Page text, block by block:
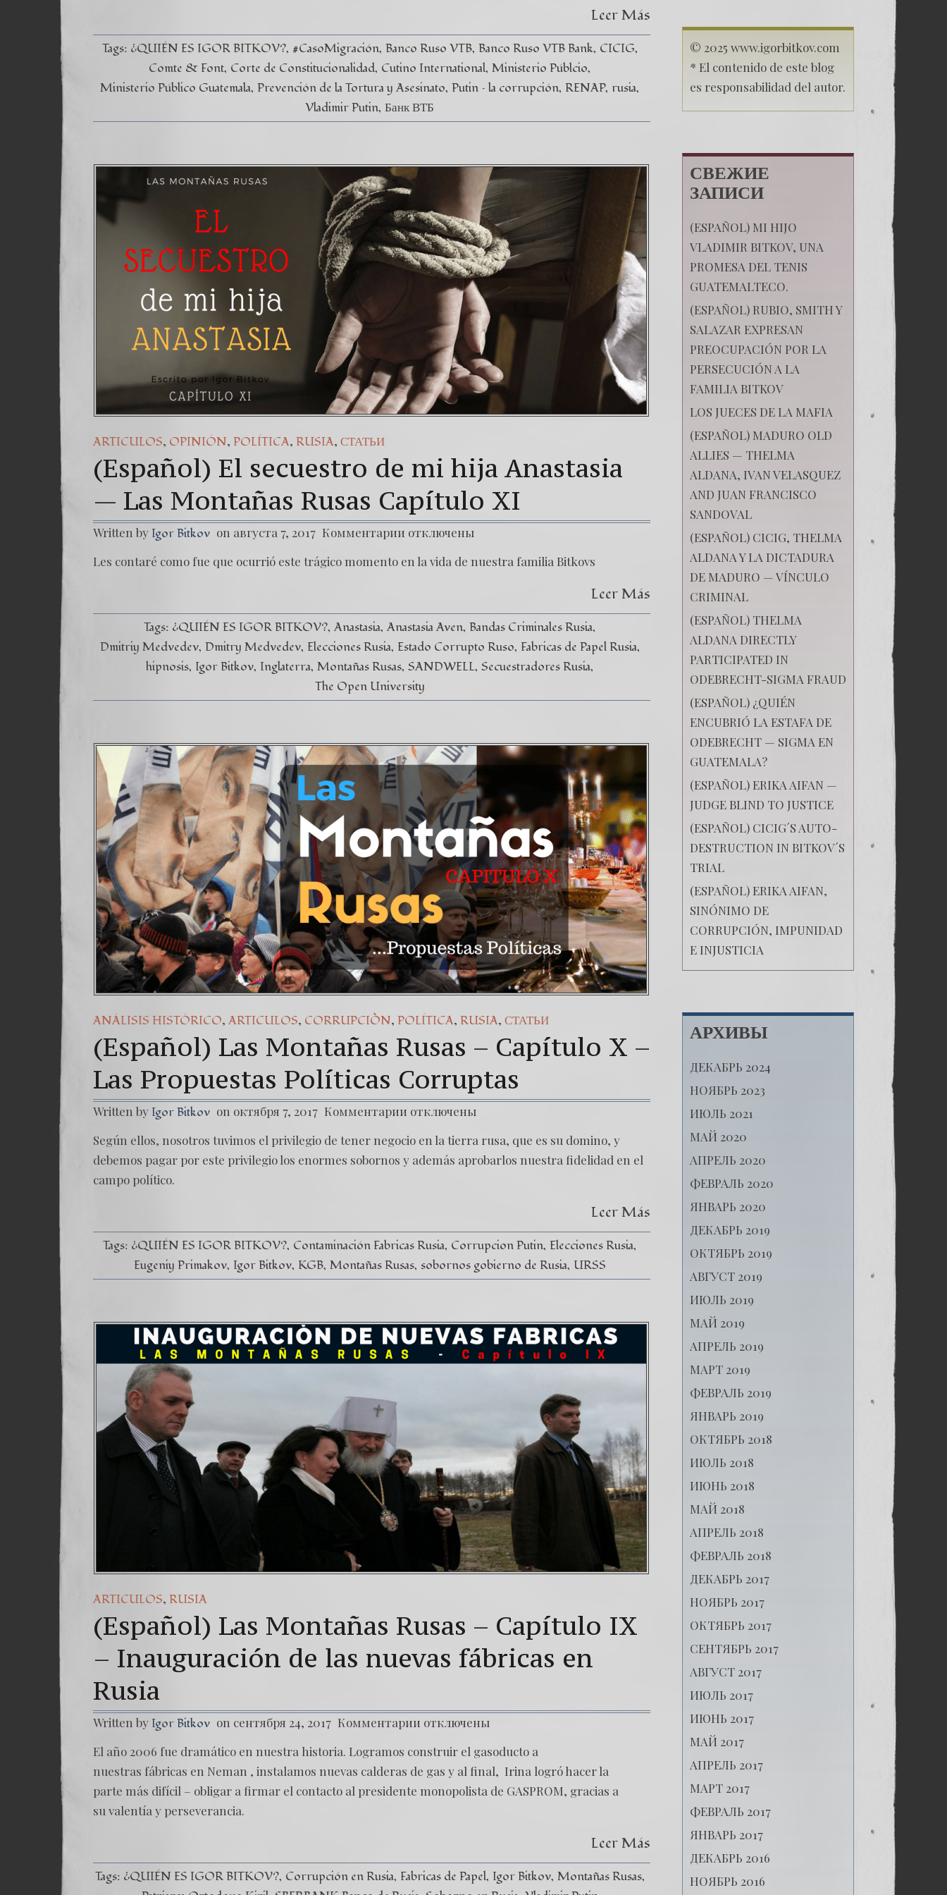
Leer Más
Tags: ¿QUIÉN ES IGOR BITKOV? #CasoMigración Banco Ruso VTB Banco Ruso VTB Bank CICIG
Comte & Font Corte de Constitucionalidad Cutino International Ministerio Públcio
Ministerio Público Guatemala Prevención de la Tortura y Asesinato Putin – la corrupción RENAP rusia
Vladimir Putin Банк ВТБ
ARTICULOS, OPINIÓN, POLÍTICA, RUSIA, СТАТЬИ
(Español) El secuestro de mi hija Anastasia
— Las Montañas Rusas Capítulo XI
Written by Igor Bitkov on августа 7, 2017 Комментарии
записи
(Español)
secuestro
hija
Anastasia
Montañas
Rusas
Capítulo
отключены
Les contaré como fue que ocurrió este trágico momento en la vida de nuestra familia Bitkovs
Leer Más
Tags: ¿QUIÉN ES IGOR BITKOV? Anastasia Anastasia Aven Bandas Criminales Rusia
Dmitriy Medvedev Dmitry Medvedev Elecciones Rusia Estado Corrupto Ruso Fabricas de Papel Rusia
hipnosis Igor Bitkov Inglaterra Montañas Rusas SANDWELL Secuestradores Rusia
The Open University
ANÁLISIS HISTÓRICO, ARTICULOS, CORRUPCIÒN, POLÍTICA, RUSIA, СТАТЬИ
(Español) Las Montañas Rusas – Capítulo X –
Las Propuestas Políticas Corruptas
Written by Igor Bitkov on октября 7, 2017 Комментарии
записи
(Español)
Montañas
Capítulo
Políticas
отключены
Según ellos, nosotros tuvimos el privilegio de tener negocio en la tierra rusa, que es su domino, y
debemos pagar por este privilegio los enormes sobornos y además aprobarlos nuestra fidelidad en el
campo político.
Leer Más
Tags: ¿QUIÉN ES IGOR BITKOV? Contaminación Fabricas Rusia Corrupcion Putin Elecciones Rusia
Eugeniy Primakov Igor Bitkov KGB Montañas Rusas sobornos gobierno de Rusia URSS
ARTICULOS, RUSIA
(Español) Las Montañas Rusas – Capítulo IX
– Inauguración de las nuevas fábricas en
Rusia
Written by Igor Bitkov on сентября 24, 2017 Комментарии
записи
(Español)
Montañas
Rusas
Capítulo
Inauguración
nuevas
fábricas
отключены
El año 2006 fue dramático en nuestra historia. Logramos construir el gasoducto a
nuestras fábricas en Neman , instalamos nuevas calderas de gas y al final, Irina logró hacer la
parte más difícil – obligar a firmar el contacto al presidente monopolista de GASPROM, gracias a
su valentía y perseverancia.
Leer Más
Tags: ¿QUIÉN ES IGOR BITKOV? Corrupción en Rusia Fabricas de Papel Igor Bitkov Montañas Rusas
© 2025 www.igorbitkov.com
* El contenido de este blog
es responsabilidad del autor.
СВЕЖИЕ
ЗАПИСИ
(ESPAÑOL) MI HIJO
VLADIMIR BITKOV, UNA
PROMESA DEL TENIS
GUATEMALTECO.
(ESPAÑOL) RUBIO, SMITH Y
SALAZAR EXPRESAN
PREOCUPACIÓN POR LA
PERSECUCIÓN A LA
FAMILIA BITKOV
LOS JUECES DE LA MAFIA
(ESPAÑOL) MADURO OLD
ALLIES — THELMA
ALDANA, IVAN VELASQUEZ
AND JUAN FRANCISCO
SANDOVAL
(ESPAÑOL) CICIG, THELMA
ALDANA Y LA DICTADURA
DE MADURO — VÍNCULO
CRIMINAL
(ESPAÑOL) THELMA
ALDANA DIRECTLY
PARTICIPATED IN
ODEBRECHT-SIGMA FRAUD
(ESPAÑOL) ¿QUIÉN
ENCUBRIÓ LA ESTAFA DE
ODEBRECHT — SIGMA EN
GUATEMALA?
(ESPAÑOL) ERIKA AIFAN —
JUDGE BLIND TO JUSTICE
(ESPAÑOL) CICIG´S AUTO-
DESTRUCTION IN BITKOV´S
TRIAL
(ESPAÑOL) ERIKA AIFAN,
SINÓNIMO DE
CORRUPCIÓN, IMPUNIDAD
E INJUSTICIA
АРХИВЫ
ДЕКАБРЬ 2024
НОЯБРЬ 2023
ИЮЛЬ 2021
МАЙ 2020
АПРЕЛЬ 2020
ФЕВРАЛЬ 2020
ЯНВАРЬ 2020
ДЕКАБРЬ 2019
ОКТЯБРЬ 2019
АВГУСТ 2019
ИЮЛЬ 2019
МАЙ 2019
АПРЕЛЬ 2019
МАРТ 2019
ФЕВРАЛЬ 2019
ЯНВАРЬ 2019
ОКТЯБРЬ 2018
ИЮЛЬ 2018
ИЮНЬ 2018
МАЙ 2018
АПРЕЛЬ 2018
ФЕВРАЛЬ 2018
ДЕКАБРЬ 2017
НОЯБРЬ 2017
ОКТЯБРЬ 2017
СЕНТЯБРЬ 2017
АВГУСТ 2017
ИЮЛЬ 2017
ИЮНЬ 2017
МАЙ 2017
АПРЕЛЬ 2017
МАРТ 2017
ФЕВРАЛЬ 2017
ЯНВАРЬ 2017
ДЕКАБРЬ 2016
НОЯБРЬ 2016